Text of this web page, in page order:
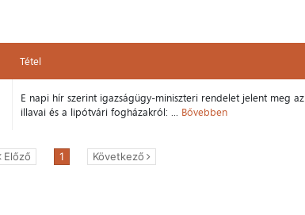
Tétel
E napi hír szerint igazságügy-miniszteri rendelet jelent meg az
illavai és a lipótvári fogházakról: ... Bővebben
Előző 1 Következő